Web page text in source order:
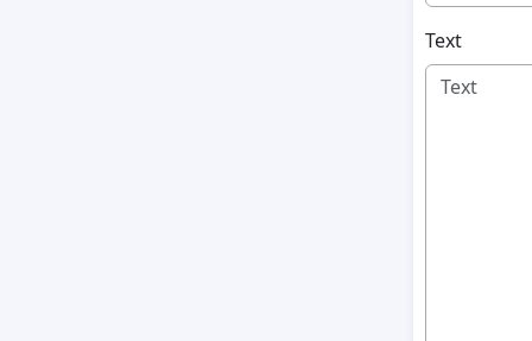
Text